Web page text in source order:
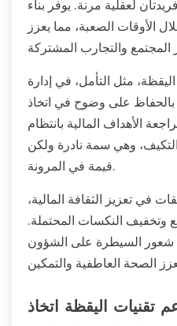
لعقلية مرنة. يوفر بناء
الأوقات الصعبة، مما يعزز
مثل التأمل، في إدارة
بالحفاظ على وضوح في اتخاذ
الأهداف المالية بانتظام
وهي سمة نادرة ولكن
قيمة في المرونة.
في تعزيز الثقافة المالية،
وتخفيف النكسات المحتملة.
شعور السيطرة على الشؤون
تقنيات اليقظة اتخاذ